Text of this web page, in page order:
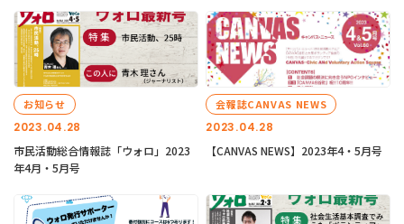
2023.04.28
お知らせ
市民活動総合情報誌「ウォロ」2023
年4月・5月号
2023.04.28
会報誌CANVAS NEWS
【CANVAS NEWS】2023年4・5月号